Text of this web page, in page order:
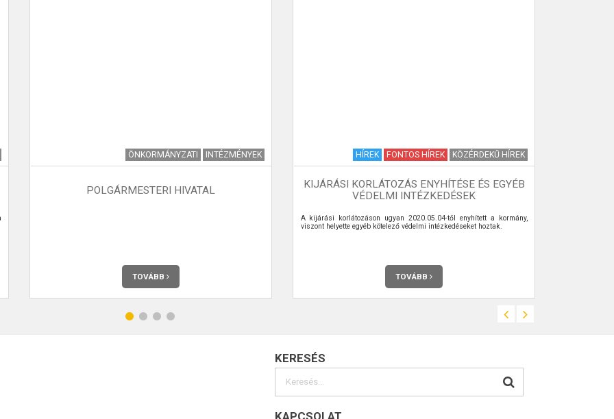
ÖNKORMÁNYZATI INTÉZMÉNYEK
POLGÁRMESTERI HIVATAL
TOVÁBB
HÍREK FONTOS HÍREK KÖZÉRDEKŰ HÍREK
KIJÁRÁSI KORLÁTOZÁS ENYHÍTÉSE ÉS EGYÉB
VÉDELMI INTÉZKEDÉSEK
A kijárási korlátozáson ugyan 2020.05.04-től enyhített a kormány,
viszont helyette egyéb kötelező védelmi intézkedéseket hoztak.
TOVÁBB
KERESÉS
KAPCSOLAT